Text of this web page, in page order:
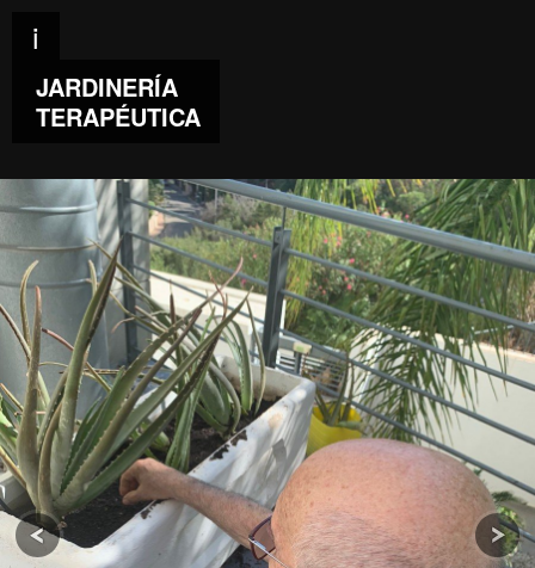
i
JARDINERÍA
TERAPÉUTICA